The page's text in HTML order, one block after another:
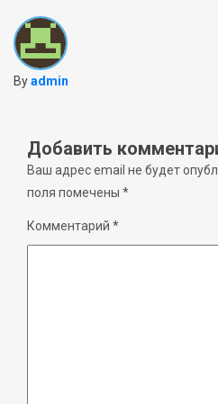
Byadmin
Добавить
Ваш адрес email не будет
поля помечены *
Комментарий *